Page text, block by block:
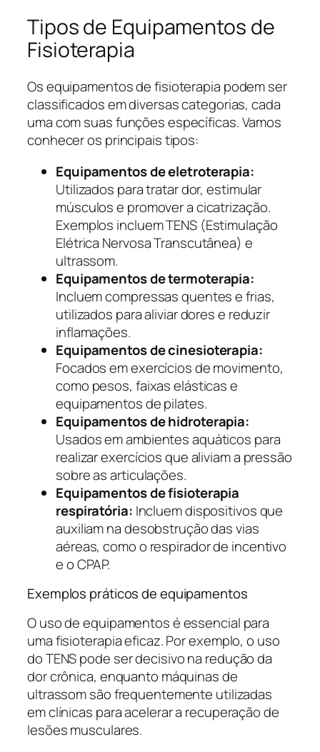
Tipos de Equipamentos de
Fisioterapia
Os equipamentos de fisioterapia podem ser
classificados em diversas categorias, cada
uma com suas funções específicas. Vamos
conhecer os principais tipos:
Equipamentos de eletroterapia:
Utilizados para tratar dor, estimular
músculos e promover a cicatrização.
Exemplos incluem TENS (Estimulação
Elétrica Nervosa Transcutânea) e
ultrassom.
Equipamentos de termoterapia:
Incluem compressas quentes e frias,
utilizados para aliviar dores e reduzir
inflamações.
Equipamentos de cinesioterapia:
Focados em exercícios de movimento,
como pesos, faixas elásticas e
equipamentos de pilates.
Equipamentos de hidroterapia:
Usados em ambientes aquáticos para
realizar exercícios que aliviam a pressão
sobre as articulações.
Equipamentos de fisioterapia
respiratória: Incluem dispositivos que
auxiliam na desobstrução das vias
aéreas, como o respirador de incentivo
e o CPAP.
Exemplos práticos de equipamentos
O uso de equipamentos é essencial para
uma fisioterapia eficaz. Por exemplo, o uso
do TENS pode ser decisivo na redução da
dor crônica, enquanto máquinas de
ultrassom são frequentemente utilizadas
em clínicas para acelerar a recuperação de
lesões musculares.